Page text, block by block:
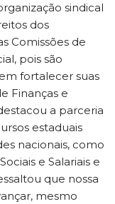
sindical
dos
Comissões de
pois são
fortalecer suas
Finanças e
a parceria
estaduais
nacionais, como
e Salariais e
que nossa
mesmo